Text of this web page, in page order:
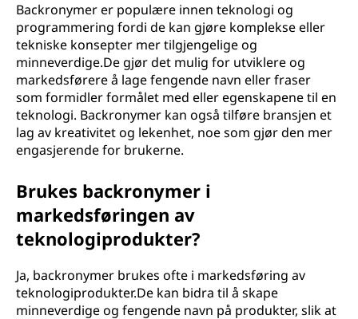
Backronymer er populære innen teknologi og
programmering fordi de kan gjøre komplekse eller
tekniske konsepter mer tilgjengelige og
minneverdige.De gjør det mulig for utviklere og
markedsførere å lage fengende navn eller fraser
som formidler formålet med eller egenskapene til en
teknologi. Backronymer kan også tilføre bransjen et
lag av kreativitet og lekenhet, noe som gjør den mer
engasjerende for brukerne.
Brukes backronymer i
markedsføringen av
teknologiprodukter?
Ja, backronymer brukes ofte i markedsføring av
teknologiprodukter.De kan bidra til å skape
minneverdige og fengende navn på produkter, slik at